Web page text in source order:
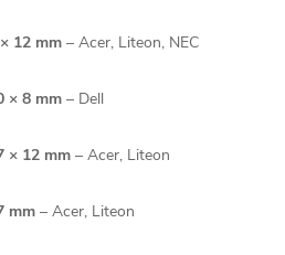
12 mm – Acer, Liteon, NEC
× 8 mm – Dell
× 12 mm – Acer, Liteon
mm – Acer, Liteon